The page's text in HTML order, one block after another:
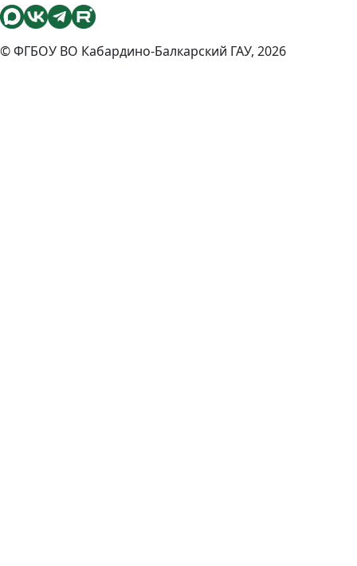
© ФГБОУ ВО Кабардино-Балкарский ГАУ, 2026